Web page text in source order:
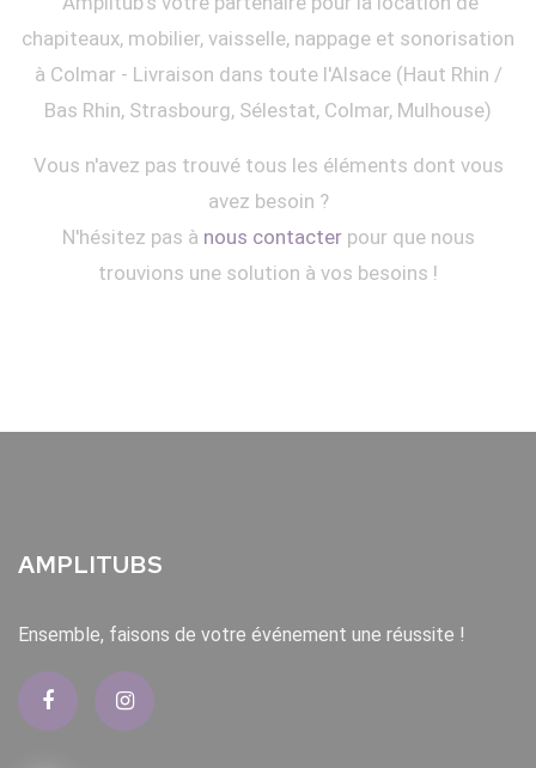
chapiteaux, mobilier, vaisselle, nappage et sonorisation
à Colmar - Livraison dans toute l'Alsace (Haut Rhin /
Bas Rhin, Strasbourg, Sélestat, Colmar, Mulhouse)
Vous n'avez pas trouvé tous les éléments dont vous
avez besoin ?
N'hésitez pas à nous contacterpour que nous
trouvions une solution à vos besoins !
AMPLITUBS
Ensemble, faisons de votre événement une réussite !